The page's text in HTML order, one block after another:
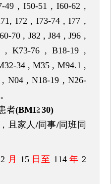
49 , I50-51 , I60-62 ,
I72 , I73-74 , I77 ,
70 , J82 , J84 , J96 ,
, K73-76 , B18-19 ,
34 , M35 , M94.1 ,
N04 , N18-19 , N26-
。
者(BMI≧30)
且家人 /同事/同班同
月 15 日至 114年 2